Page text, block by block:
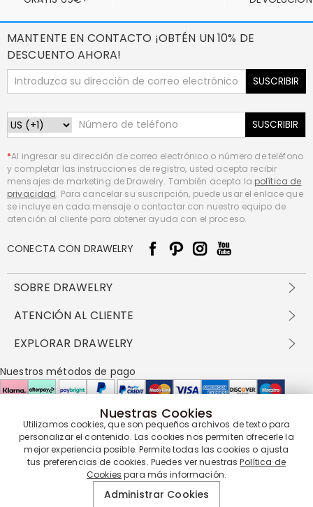
MANTENTE EN CONTACTO ¡OBTÉN UN 10% DE
DESCUENTO AHORA!
SUSCRIBIR
SUSCRIBIR
*Al ingresar su dirección de correo electrónico o número de teléfono
y completar las instrucciones de registro, usted acepta recibir
mensajes de marketing de Drawelry. También acepta la política de
privacidad. Para cancelar su suscripción, puede usar el enlace que
se incluye en cada mensaje o contactar con nuestro equipo de
atención al cliente para obtener ayuda con el proceso.
CONECTA CON DRAWELRY
SOBRE DRAWELRY
Sobre nosotros
política de privacidad
Preguntas frecuentes
Política de cookies
ATENCIÓN AL CLIENTE
Envío y entrega
Devolución en 60 días
Cómo cuidar
EXPLORAR DRAWELRY
Drawelry Prime
Programa de Recompensas
Nuestros métodos de pago
Nuestros socios de entrega
Nuestra garantía de servicio
Nuestras Cookies
Utilizamos cookies, que son pequeños archivos de texto para
personalizar el contenido. Las cookies nos permiten ofrecerle la
mejor experiencia posible. Permite todas las cookies o ajusta
tus preferencias de cookies. Puedes ver nuestrasPolítica de
Cookies para más información.
Administrar Cookies